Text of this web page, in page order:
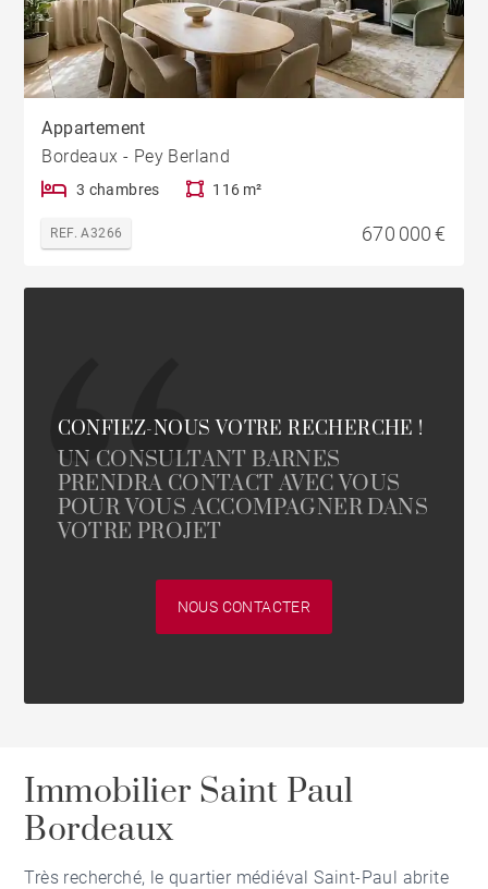
Appartement
Bordeaux - Pey Berland
3 chambres 116 m²
REF. A3266 670 000 €
CONFIEZ-NOUS VOTRE RECHERCHE !
UN CONSULTANT BARNES
PRENDRA CONTACT AVEC VOUS
POUR VOUS ACCOMPAGNER DANS
VOTRE PROJET
NOUS CONTACTER
Immobilier Saint Paul
Bordeaux
Très recherché, le quartier médiéval Saint-Paul abrite